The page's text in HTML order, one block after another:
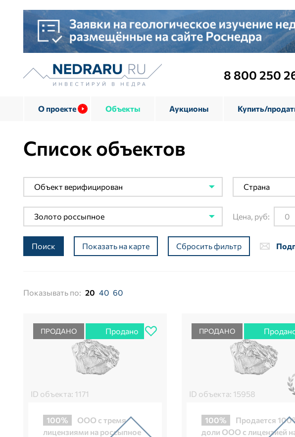
8 800 250
О проекте Объекты Аукционы Купить/
Список объектов
Объект верифицирован Страна
Золото россыпное Цена, руб:
Поиск Показать на карте Сбросить фильтр
Показывать по: 20 40 60
ПРОДАНО Продано
ID объекта: 1171
100%
ООО с тремя
лицензиями на россыпное
ПРОДАНО
ID объекта: 15958
100%
Продается
доли ООО с лицензией